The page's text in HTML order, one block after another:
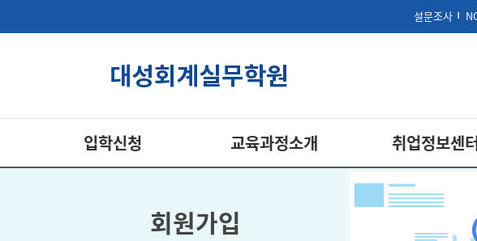
설문조사
입학신청 교육과정소개 취업정보센
회원가입